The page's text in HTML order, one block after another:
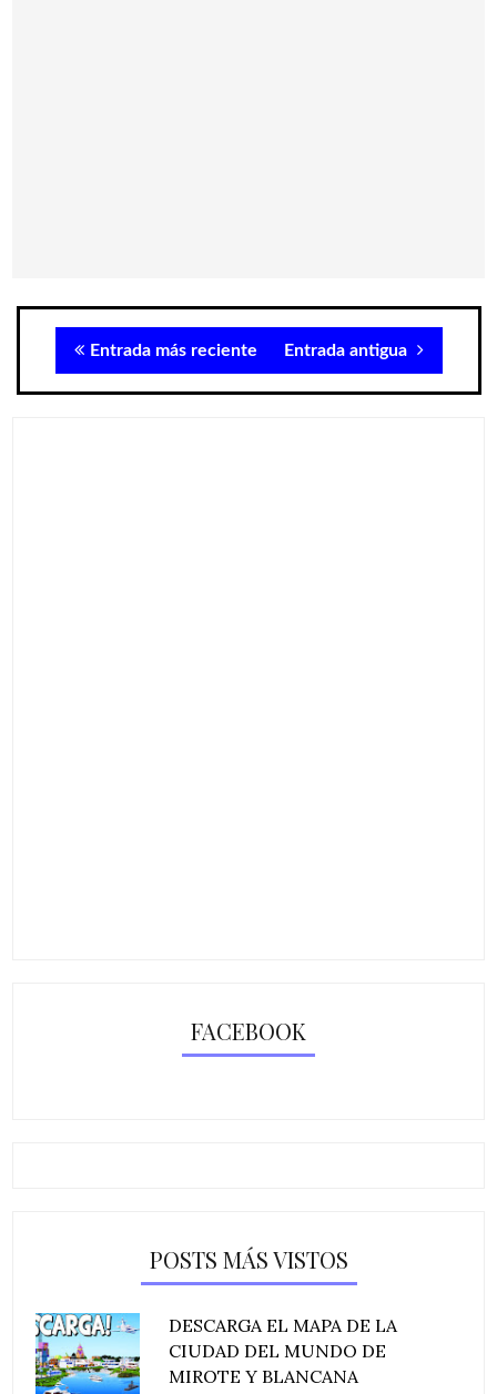
Entrada más reciente Entrada antigua
FACEBOOK
POSTS MÁS VISTOS
DESCARGA EL MAPA DE LA
CIUDAD DEL MUNDO DE
MIROTE Y BLANCANA